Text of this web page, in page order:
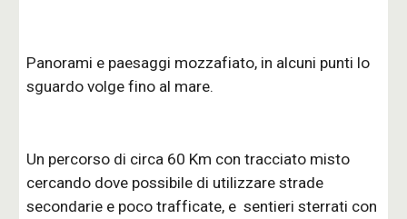
Panorami e paesaggi mozzafiato, in alcuni punti lo
sguardo volge fino al mare.
Un percorso di circa 60 Km con tracciato misto
cercando dove possibile di utilizzare strade
secondarie e poco trafficate, e  sentieri sterrati con